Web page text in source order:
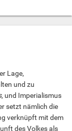
Lage,
und zu
, und Imperialismus
setzt nämlich die
verknüpft mit dem
des Volkes als